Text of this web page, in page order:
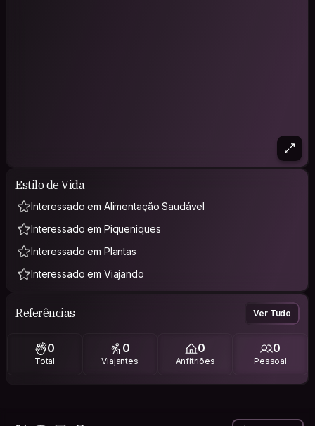
Estilo de Vida
Interessado em Alimentação Saudável
Interessado em Piqueniques
Interessado em Plantas
Interessado em Viajando
Referências Ver Tudo
0
Total
0
Viajantes
0
Anfitriões
0
Pessoal